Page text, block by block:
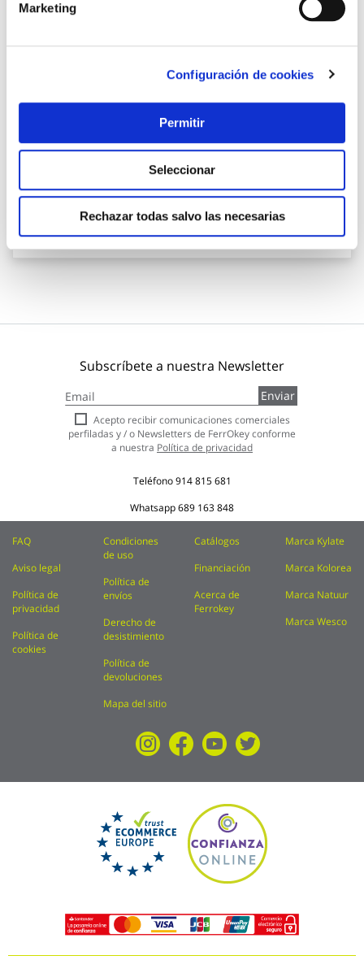
Marketing
Configuración de cookies
Permitir
Seleccionar
Rechazar todas salvo las necesarias
Cortina de puerta cinta duero-cristal 90 x 210 cm
cordecor
Cordecor
34,94 €
Subscríbete a nuestra Newsletter
a
nuestro
boletín
de
Enviar
Acepto recibir comunicaciones comerciales
perfiladas y / o Newsletters de FerrOkey conforme
a nuestra Política de privacidad
Teléfono914 815 681
Whatsapp689 163 848
FAQ
Aviso legal
Política de
privacidad
Política de
cookies
Condiciones
de uso
Política de
envíos
Derecho de
desistimiento
Política de
devoluciones
Mapa del sitio
Catálogos
Financiación
Acerca de
Ferrokey
Marca Kylate
Marca Kolorea
Marca Natuur
Marca Wesco